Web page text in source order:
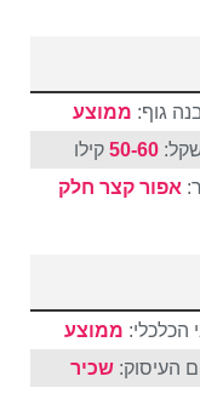
גוף: ממוצע
50-60 קילו
אפור קצר חלק
הכלכלי: ממוצע
העיסוק:שכיר